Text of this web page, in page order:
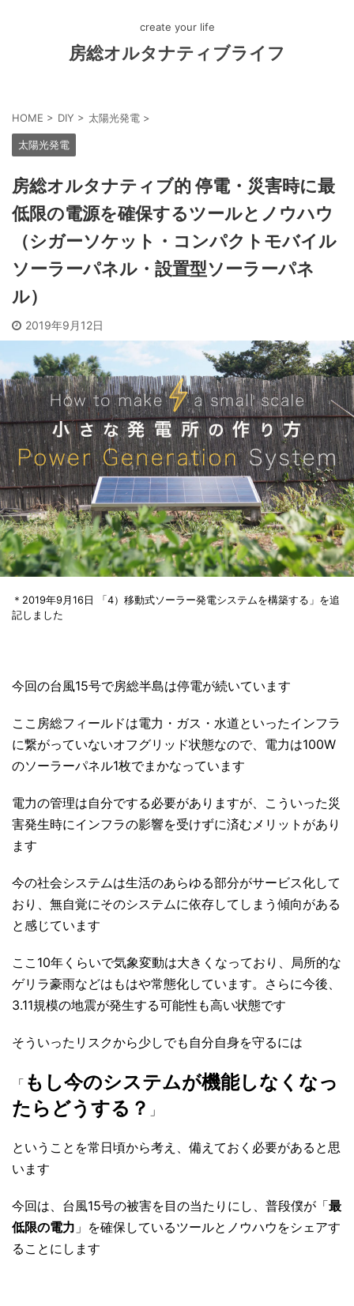
create your life
房総オルタナティブライフ
HOME > DIY > 太陽光発電 >
太陽光発電
房総オルタナティブ的 停電・災害時に最
低限の電源を確保するツールとノウハウ
（シガーソケット・コンパクトモバイル
ソーラーパネル・設置型ソーラーパネ
ル）
2019年9月12日
＊2019年9月16日 「4）移動式ソーラー発電システムを構築する」を追
記しました
今回の台風15号で房総半島は停電が続いています
ここ房総フィールドは電力・ガス・水道といったインフラ
に繋がっていないオフグリッド状態なので、電力は100W
のソーラーパネル1枚でまかなっています
電力の管理は自分でする必要がありますが、こういった災
害発生時にインフラの影響を受けずに済むメリットがあり
ます
今の社会システムは生活のあらゆる部分がサービス化して
おり、無自覚にそのシステムに依存してしまう傾向がある
と感じています
ここ10年くらいで気象変動は大きくなっており、局所的な
ゲリラ豪雨などはもはや常態化しています。さらに今後、
3.11規模の地震が発生する可能性も高い状態です
そういったリスクから少しでも自分自身を守るには
「 もし今のシステムが機能しなくなっ
たらどうする？ 」
ということを常日頃から考え、備えておく必要があると思
います
今回は、台風15号の被害を目の当たりにし、普段僕が「最
低限の電力 」を確保しているツールとノウハウをシェアす
ることにします